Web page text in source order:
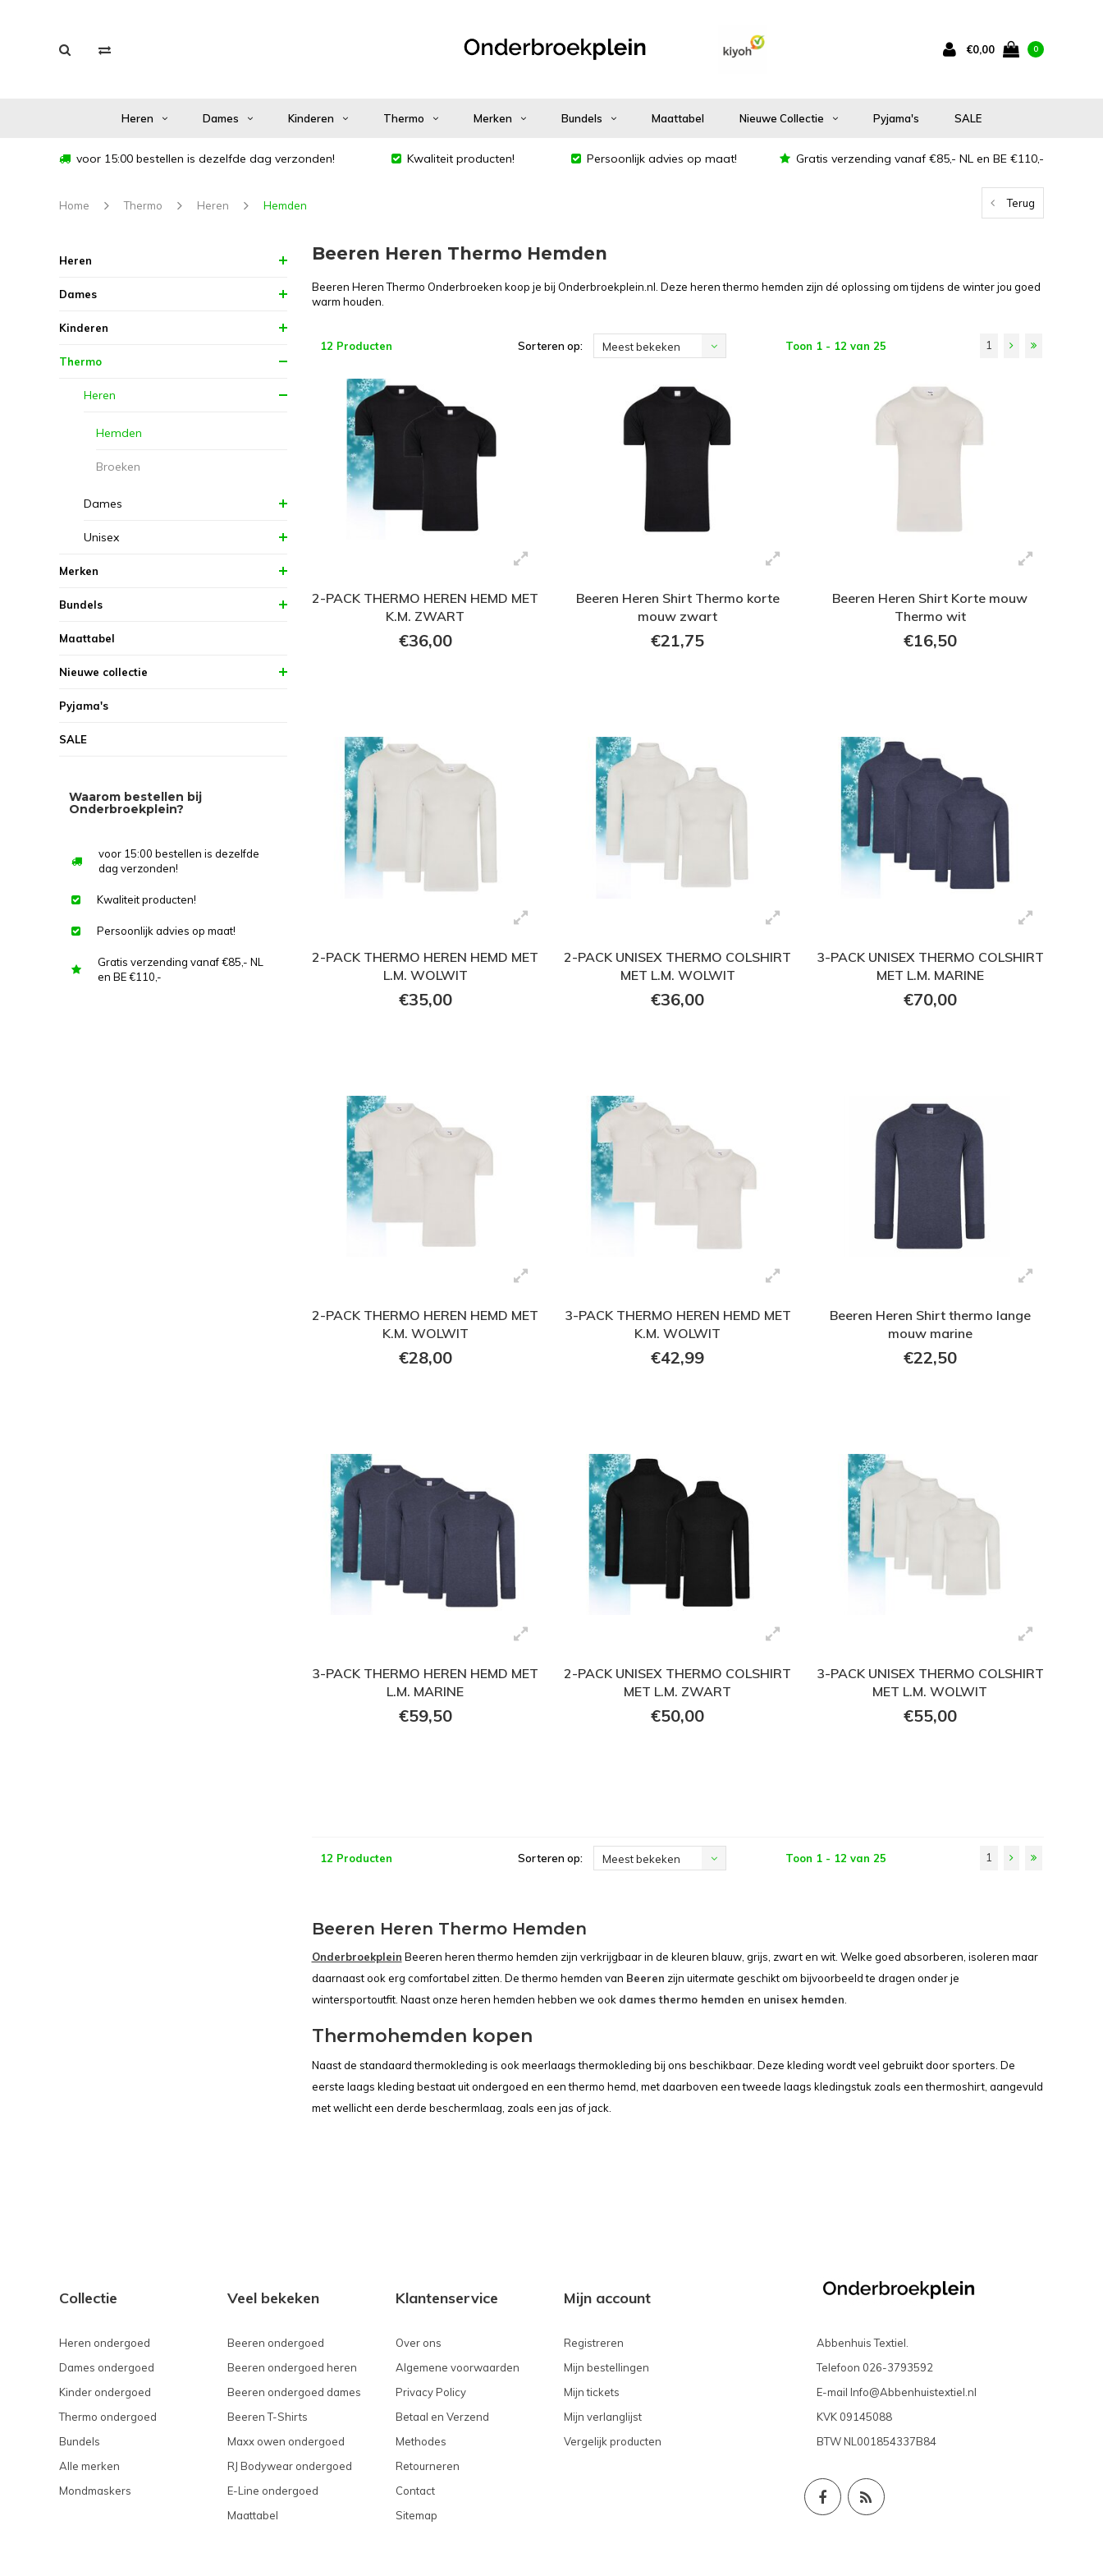
€0,00 0
Heren Dames Kinderen Thermo Merken Bundels Maattabel Nieuwe Collectie Pyjama's SALE
voor 15:00 bestellen is dezelfde dag verzonden! Kwaliteit producten! Persoonlijk advies op maat! Gratis verzending vanaf €85,- NL en BE €110,-
Home Thermo Heren Hemden Terug
Heren
Dames
Kinderen
Thermo
Heren
Hemden
Broeken
Dames
Unisex
Merken
Bundels
Maattabel
Nieuwe collectie
Pyjama's
SALE
Waarom bestellen bij
Onderbroekplein?
voor 15:00 bestellen is dezelfde
dag verzonden!
Kwaliteit producten!
Persoonlijk advies op maat!
Gratis verzending vanaf €85,- NL
en BE €110,-
Beeren Heren Thermo Hemden
Beeren Heren Thermo Onderbroeken koop je bij Onderbroekplein.nl. Deze heren thermo hemden zijn dé oplossing om tijdens de winter jou goed
warm houden.
12 Producten Sorteren op: Meest bekeken Toon 1 - 12 van 25 1
2-PACK THERMO HEREN HEMD MET
K.M. ZWART
€36,00
Beeren Heren Shirt Thermo korte
mouw zwart
€21,75
Beeren Heren Shirt Korte mouw
Thermo wit
€16,50
2-PACK THERMO HEREN HEMD MET
L.M. WOLWIT
€35,00
2-PACK UNISEX THERMO COLSHIRT
MET L.M. WOLWIT
€36,00
3-PACK UNISEX THERMO COLSHIRT
MET L.M. MARINE
€70,00
2-PACK THERMO HEREN HEMD MET
K.M. WOLWIT
€28,00
3-PACK THERMO HEREN HEMD MET
K.M. WOLWIT
€42,99
Beeren Heren Shirt thermo lange
mouw marine
€22,50
3-PACK THERMO HEREN HEMD MET
L.M. MARINE
€59,50
2-PACK UNISEX THERMO COLSHIRT
MET L.M. ZWART
€50,00
3-PACK UNISEX THERMO COLSHIRT
MET L.M. WOLWIT
€55,00
12 Producten Sorteren op: Meest bekeken Toon 1 - 12 van 25 1
Beeren Heren Thermo Hemden
Onderbroekplein Beeren heren thermo hemden zijn verkrijgbaar in de kleuren blauw, grijs, zwart en wit. Welke goed absorberen, isoleren maar
daarnaast ook erg comfortabel zitten. De thermo hemden van Beeren zijn uitermate geschikt om bijvoorbeeld te dragen onder je
wintersportoutfit. Naast onze heren hemden hebben we ook dames thermo hemden en unisex hemden.
Thermohemden kopen
Naast de standaard thermokleding is ook meerlaags thermokleding bij ons beschikbaar. Deze kleding wordt veel gebruikt door sporters. De
eerste laags kleding bestaat uit ondergoed en een thermo hemd, met daarboven een tweede laags kledingstuk zoals een thermoshirt, aangevuld
met wellicht een derde beschermlaag, zoals een jas of jack.
Collectie
Heren ondergoed
Dames ondergoed
Kinder ondergoed
Thermo ondergoed
Bundels
Alle merken
Mondmaskers
Veel bekeken
Beeren ondergoed
Beeren ondergoed heren
Beeren ondergoed dames
Beeren T-Shirts
Maxx owen ondergoed
RJ Bodywear ondergoed
E-Line ondergoed
Maattabel
Klantenservice
Over ons
Algemene voorwaarden
Privacy Policy
Betaal en Verzend
Methodes
Retourneren
Contact
Sitemap
Mijn account
Registreren
Mijn bestellingen
Mijn tickets
Mijn verlanglijst
Vergelijk producten
Abbenhuis Textiel.
Telefoon 026-3793592
E-mail Info@Abbenhuistextiel.nl
KVK 09145088
BTW NL001854337B84